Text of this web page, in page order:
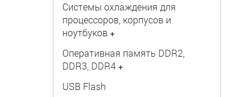
Системы охлаждения для
процессоров, корпусов и
ноутбуков +
Оперативная память DDR2,
DDR3, DDR4 +
USB Flash